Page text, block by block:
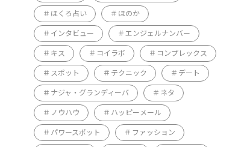
ほくろ占い ほのか
インタビュー エンジェルナンバー
キス コイラボ コンプレックス
スポット テクニック デート
ナジャ・グランディーバ ネタ
ノウハウ ハッピーメール
パワースポット ファッション